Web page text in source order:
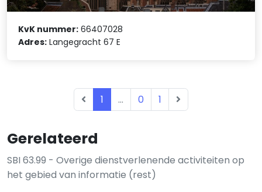
Gerelateerd
SBI 63.99 - Overige dienstverlenende activiteiten op
het gebied van informatie (rest)
KvK nummer: 66407028
Adres: Langegracht 67 E
1 ... 0 1